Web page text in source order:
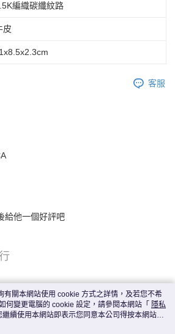
編織碳纖紋路
皮
客服
給他一個好評吧
有關本網站使用 cookie 方式之詳情，及若您不希
何變更電腦的 cookie 設定，請參閱本網站「 隱私
繼續使用本網站即表示您同意本公司得按本網站使
。